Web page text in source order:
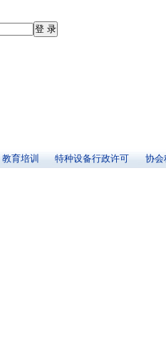
教育培训 特种设备行政许可 协会